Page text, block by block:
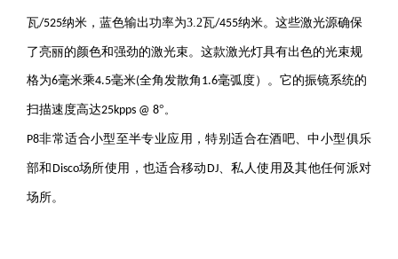
瓦/525纳米，蓝色输出功率为3.2瓦/455纳米。这些激光源确保
了亮丽的颜色和强劲的激光束。 这款激光灯具有出色的光束规
格为6毫米乘4.5毫米(全⻆发散⻆ 1.6毫弧度） 。 它的振镜系统的
扫描速度高达25kpps @ 8°。
P8非常适合小型至半专业应用，特别适合在酒吧、中小型俱乐
部和 Disco场所使用，也适合移动 DJ、私人使用及其他任何派对
场所。